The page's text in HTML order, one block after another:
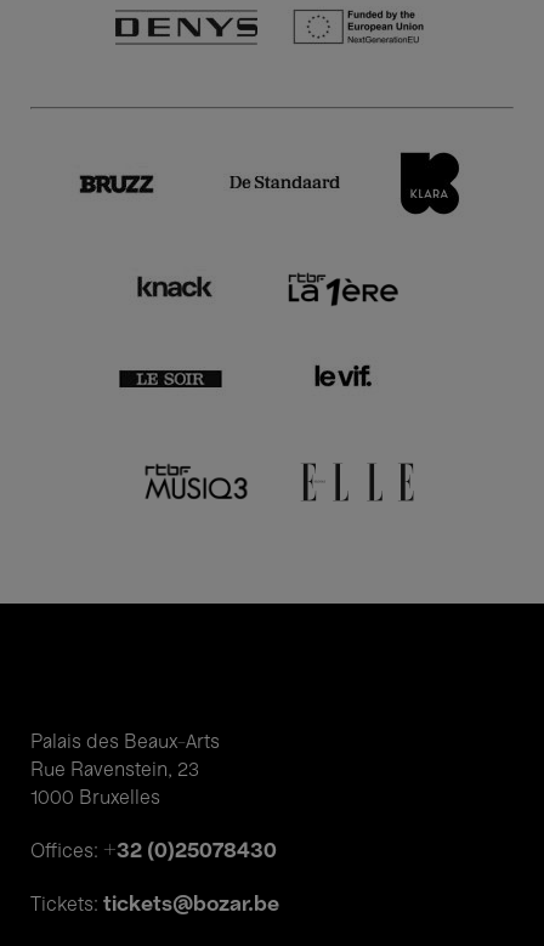
Palais des Beaux-Arts
Rue Ravenstein, 23
1000 Bruxelles
Offices: +32 (0)25078430
Tickets: tickets@bozar.be